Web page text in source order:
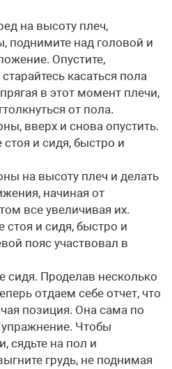
на высоту плеч,
поднимите над головой и
Опустите,
касаться пола
в этот момент плечи,
от пола.
вверх и снова опустить.
и сидя, быстро и
на высоту плеч и делать
начиная от
все увеличивая их.
и сидя, быстро и
пояс участвовал в
сидя. Проделав несколько
отдаем себе отчет, что
позиция. Она сама по
упражнение. Чтобы
сядьте на пол и
грудь, не поднимая